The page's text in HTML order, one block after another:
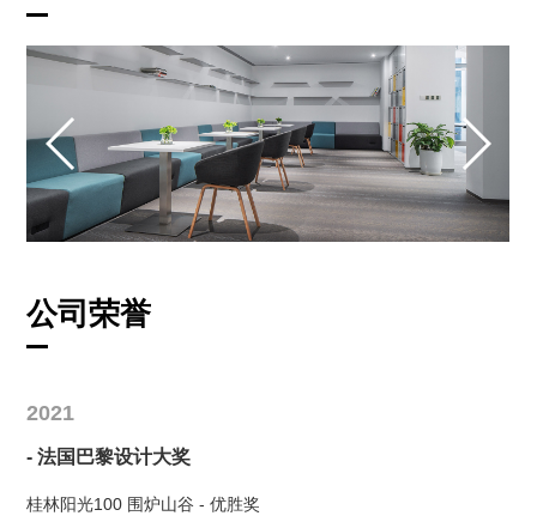
公司荣誉
2021
- 法国巴黎设计大奖
桂林阳光100 围炉山谷 - 优胜奖